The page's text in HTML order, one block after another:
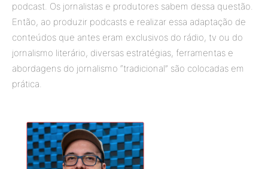
podcast. Os jornalistas e produtores sabem dessa questão.
Então, ao produzir podcasts e realizar essa adaptação de
conteúdos que antes eram exclusivos do rádio, tv ou do
jornalismo literário, diversas estratégias, ferramentas e
abordagens do jornalismo “tradicional” são colocadas em
prática.